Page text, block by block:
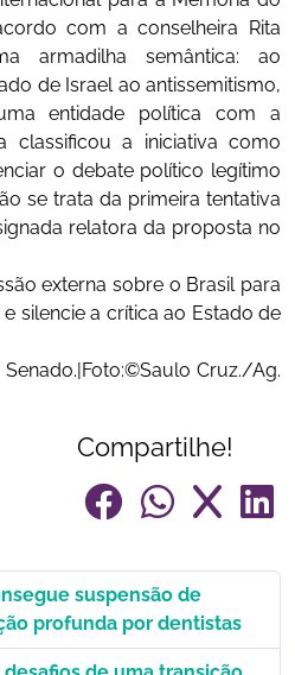
com a conselheira Rita
armadilha semântica: ao
de Israel ao antissemitismo,
entidade política com a
classificou a iniciativa como
o debate político legítimo
se trata da primeira tentativa
relatora da proposta no
externa sobre o Brasil para
silencie a crítica ao Estado de
Cruz./Ag.
Compartilhe!
suspensão de
profunda por dentistas